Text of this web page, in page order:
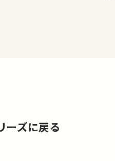
ーズに戻る